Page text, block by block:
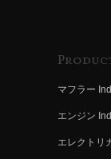
マフラー
エンジン
エレクトリ